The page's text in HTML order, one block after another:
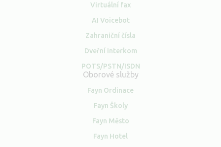
Virtuální fax
AI Voicebot
Zahraniční čísla
Dveřní interkom
POTS/PSTN/ISDN
Oborové služby
Fayn Ordinace
Fayn Školy
Fayn Město
Fayn Hotel